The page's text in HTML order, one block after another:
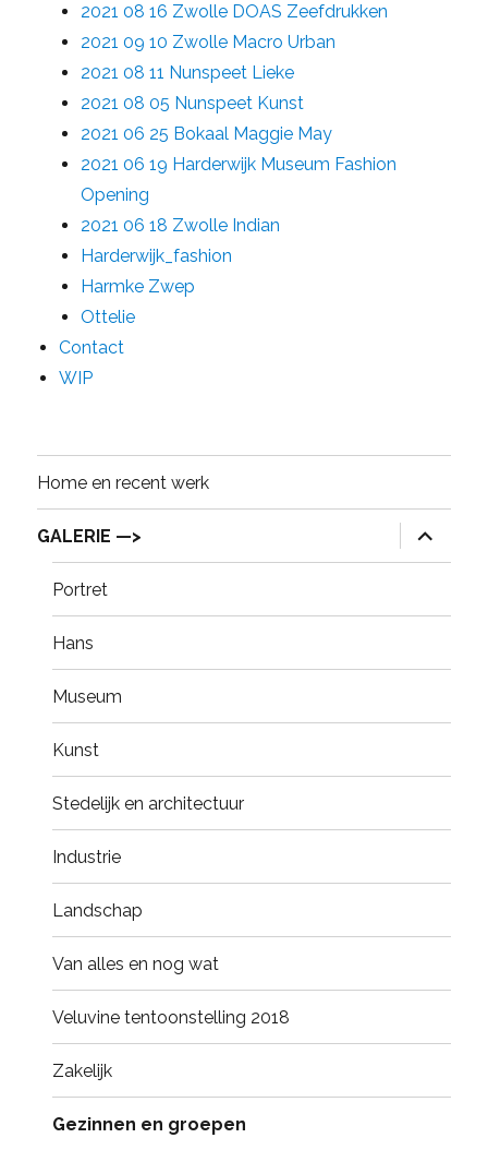
2021 08 16 Zwolle DOAS Zeefdrukken
2021 09 10 Zwolle Macro Urban
2021 08 11 Nunspeet Lieke
2021 08 05 Nunspeet Kunst
2021 06 25 Bokaal Maggie May
2021 06 19 Harderwijk Museum Fashion
Opening
2021 06 18 Zwolle Indian
Harderwijk_fashion
Harmke Zwep
Ottelie
Contact
WIP
Home en recent werk
GALERIE —>
expand
child
menu
Portret
Hans
Museum
Kunst
Stedelijk en architectuur
Industrie
Landschap
Van alles en nog wat
Veluvine tentoonstelling 2018
Zakelijk
Gezinnen en groepen